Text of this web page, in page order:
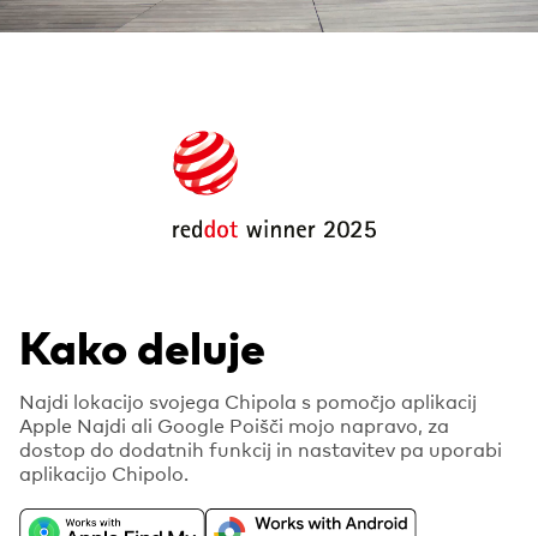
Kako deluje
Najdi lokacijo svojega Chipola s pomočjo aplikacij
Apple Najdi ali Google Poišči mojo napravo, za
dostop do dodatnih funkcij in nastavitev pa uporabi
aplikacijo Chipolo.